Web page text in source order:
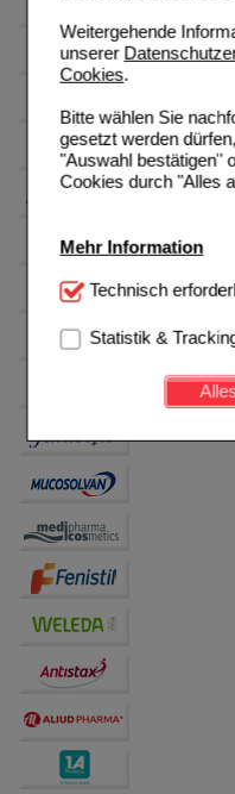
Weitergehende
unserer
Cookies.
Bitte wählen Sie
gesetzt werden
"Auswahl bestätigen"
Cookies durch "Alles
Mehr Information
Technisch
Website notwendig
Kundenkonto),
werden kann.
Einkaufserlebnis
Besuchers oder
Verhaltensweisen
anzupassen. Komfort-
auch auf Ihre
anzuzeigen und unser
betreiben.
Statistik & Tracking:
Informationen über
unserer Website
auf unserer Website
Drittseiten möglichst
Bitte beachten Sie,
Dritte wie z.B. Google
Technisch
Statistik &